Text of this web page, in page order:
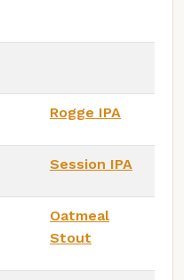
Rogge IPA
Session IPA
Oatmeal
Stout